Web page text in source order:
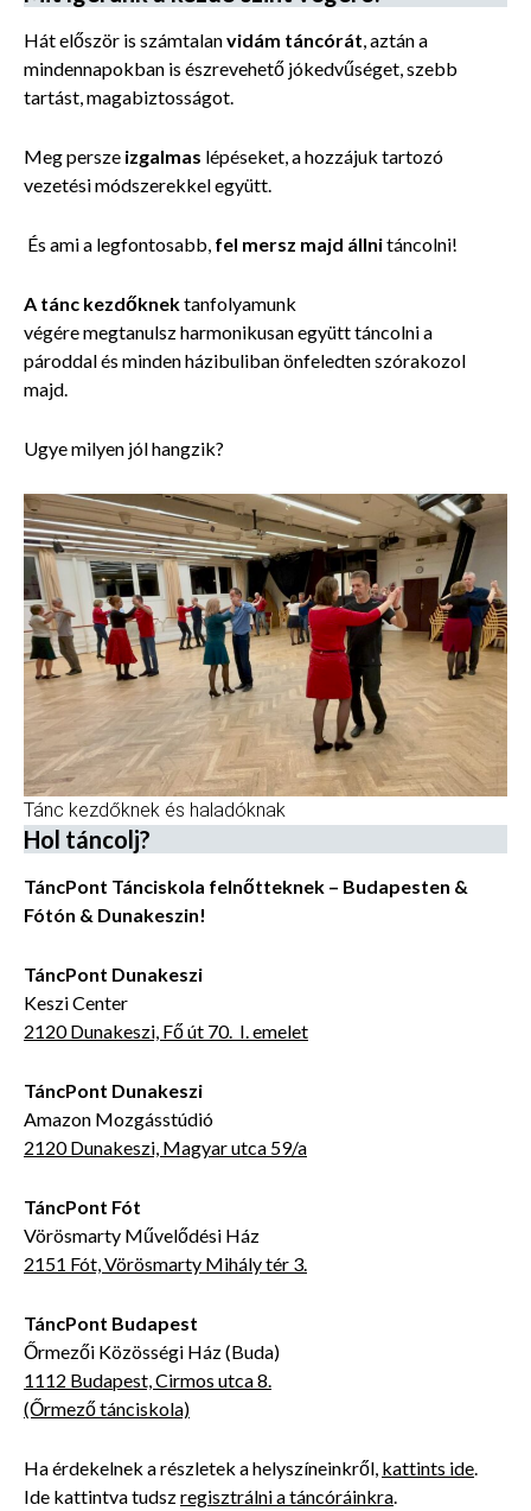
Hát először is számtalanvidám táncórát , aztán a
mindennapokban is észrevehető jókedvűséget, szebb
tartást, magabiztosságot.
Meg persze izgalmas lépéseket, a hozzájuk tartozó
vezetési módszerekkel együtt.
És ami a legfontosabb, fel mersz majd állnitáncolni!
A tánc kezdőknektanfolyamunk
végére megtanulsz harmonikusan együtt táncolni a
pároddal és minden házibuliban önfeledten szórakozol
majd.
Ugye milyen jól hangzik?
Tánc kezdőknek és haladóknak
Hol táncolj?
TáncPont Tánciskola felnőtteknek – Budapesten &
Fótón & Dunakeszin!
TáncPont Dunakeszi
Keszi Center
2120 Dunakeszi, Fő út 70. I. emelet
TáncPont Dunakeszi
Amazon Mozgásstúdió
2120 Dunakeszi, Magyar utca 59/a
TáncPont Fót
Vörösmarty Művelődési Ház
2151 Fót, Vörösmarty Mihály tér 3.
TáncPont Budapest
Őrmezői Közösségi Ház (Buda)
1112 Budapest, Cirmos utca 8.
(Őrmező tánciskola)
Ha érdekelnek a részletek a helyszíneinkről, kattints ide.
Ide kattintva tudszregisztrálni a táncóráinkra.